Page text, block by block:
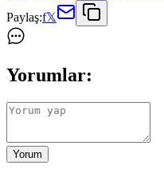
Paylaş:f𝕏
Yorumlar:
Yorum